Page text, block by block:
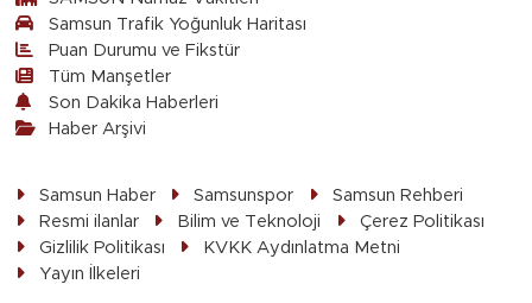
Samsun Trafik Yoğunluk Haritası
Puan Durumu ve Fikstür
Tüm Manşetler
Son Dakika Haberleri
Haber Arşivi
Samsun Haber Samsunspor
Samsun Rehberi
Resmi ilanlar
Bilim ve Teknoloji
Çerez Politikası
Gizlilik Politikası
KVKK Aydınlatma Metni
Yayın İlkeleri